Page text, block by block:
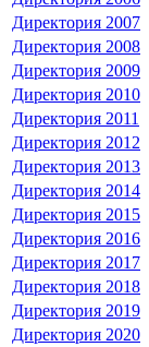
Директория 2007
Директория 2008
Директория 2009
Директория 2010
Директория 2011
Директория 2012
Директория 2013
Директория 2014
Директория 2015
Директория 2016
Директория 2017
Директория 2018
Директория 2019
Директория 2020